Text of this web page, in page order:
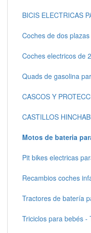
BICIS ELECTRICAS
Coches de dos
Coches electricos de
Quads de gasolina
CASCOS Y
CASTILLOS
Motos de bateria
Pit bikes electricas
Recambios coches
Tractores de batería
Triciclos para bebés -